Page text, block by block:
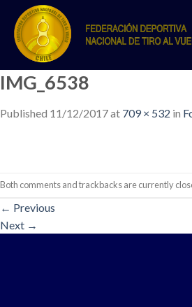
content
IMG_6538
Published 11/12/2017at 709 × 532 in
Both comments and trackbacks are currently
← Previous
Next →